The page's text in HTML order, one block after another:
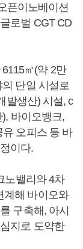
픈이노베이션
로벌 CGT CD
㎡(약 2만
단일 시설로
발생산) 시설, c
바이오뱅크,
유 오피스 등 바
이다.
노밸리와 4차
계해 바이오와
구축해, 아시
지로 도약한